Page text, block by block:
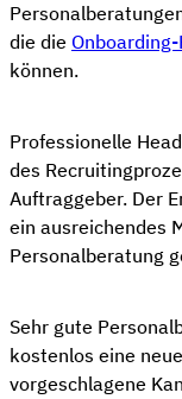
die die Onboarding-
können.
Professionelle
des
Auftraggeber. Der
ein ausreichendes
Personalberatung
Sehr gute
kostenlos eine
vorgeschlagene